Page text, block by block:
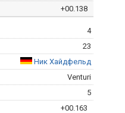
+00.138
4
23
Ник Хайдфельд
Venturi
5
+00.163